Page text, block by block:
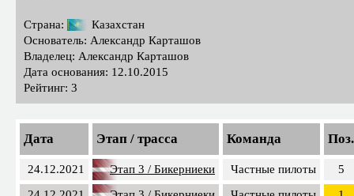
Страна:
Казахстан
Основатель: Александр Карташов
Владелец: Александр Карташов
Дата основания: 12.10.2015
Рейтинг: 3
Дата Этап / трасса Команда Поз.
24.12.2021 Этап 3 / Бикерниеки Частные пилоты
5